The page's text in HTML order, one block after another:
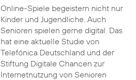
Online-Spiele begeistern nicht nur
Kinder und Jugendliche. Auch
Senioren spielen gerne digital. Das
hat eine aktuelle Studie von
Telefónica Deutschland und der
Stiftung Digitale Chancen zur
Internetnutzung von Senioren